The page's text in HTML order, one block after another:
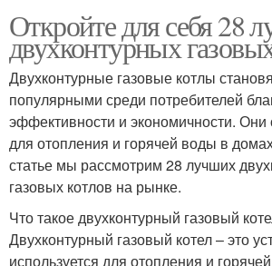
Откройте для себя 28
двухконтурных
Двухконтурные газовые котлы
популярными среди потребителей
эффективности и экономичности. Они
для отопления и горячей воды в
статье мы рассмотрим 28 лучших
газовых котлов на рынке.
Что такое двухконтурный газовый
Двухконтурный газовый котел – это
используется для отопления и